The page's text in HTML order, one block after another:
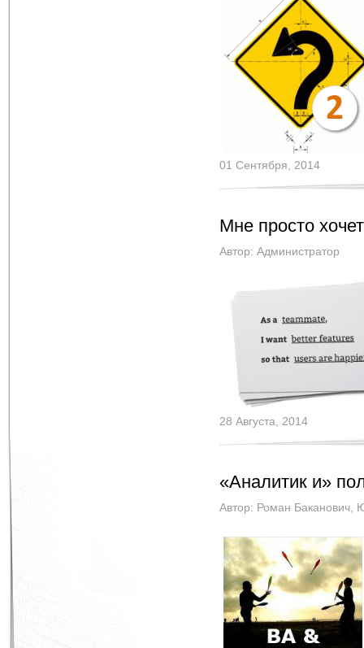
01 Сентября, 2014
Мне просто
Автор: Администратор
28 Августа, 2014
«Аналитик и»
Автор: Роман Баканович